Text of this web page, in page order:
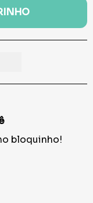
bloquinho!